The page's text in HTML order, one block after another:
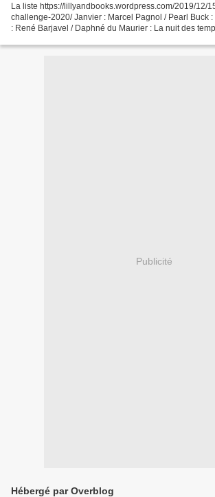
La liste https://lillyandbooks.wordpress.com/2019/12/
challenge-2020/ Janvier : Marcel Pagnol / Pearl Buck
: René Barjavel / Daphné du Maurier : La nuit des
Publicité
Hébergé par Overblog